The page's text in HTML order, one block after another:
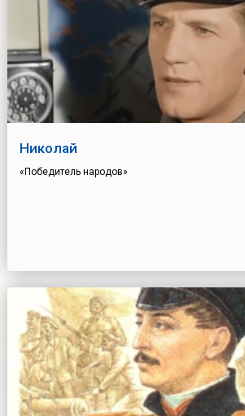
Николай
«Победитель народов»